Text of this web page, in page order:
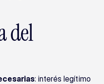
del
: interés legítimo